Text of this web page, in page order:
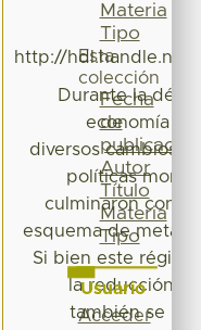
http://hdl.handle.net/
Durante la
economía
diversos cambios
políticas
culminaron con
esquema de metas
Si bien este
la reducción
también se ha
Materia
Tipo
Esta
colección
Fecha
de
publicación
Autor
Título
Materia
Tipo
Usuario
Acceder